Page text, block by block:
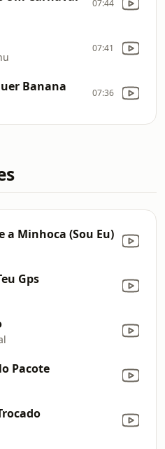
07:44
07:41
Banana 07:36
a Minhoca (Sou Eu)
Gps
Pacote